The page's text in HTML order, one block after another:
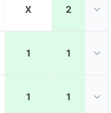
X 2
1 1
1 1